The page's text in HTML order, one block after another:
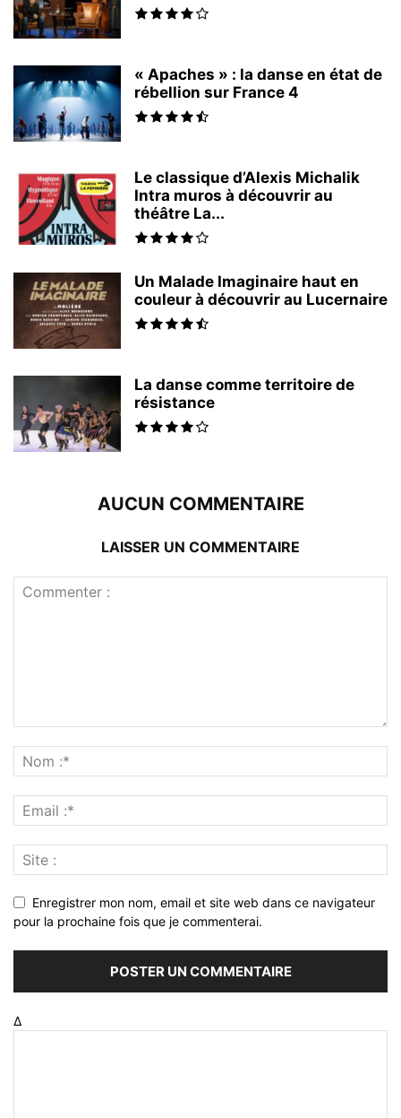
« Apaches » : la danse en état de
rébellion sur France 4
Le classique d’Alexis Michalik
Intra muros à découvrir au
théâtre La...
Un Malade Imaginaire haut en
couleur à découvrir au Lucernaire
La danse comme territoire de
résistance
AUCUN COMMENTAIRE
LAISSER UN COMMENTAIRE
Enregistrer mon nom, email et site web dans ce navigateur
pour la prochaine fois que je commenterai.
Δ